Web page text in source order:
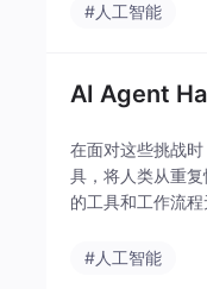
#人工智能
AI Agent
在面对这些挑战
具，将人类从重
的工具和工作流
#人工智能